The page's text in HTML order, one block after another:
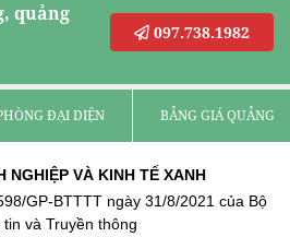
quảng
097.738.1982
ĐẠI DIỆN BẢNG GIÁ QUẢNG
NGHIỆP VÀ KINH TẾ XANH
GP-BTTTT ngày 31/8/2021 của Bộ
và Truyền thông